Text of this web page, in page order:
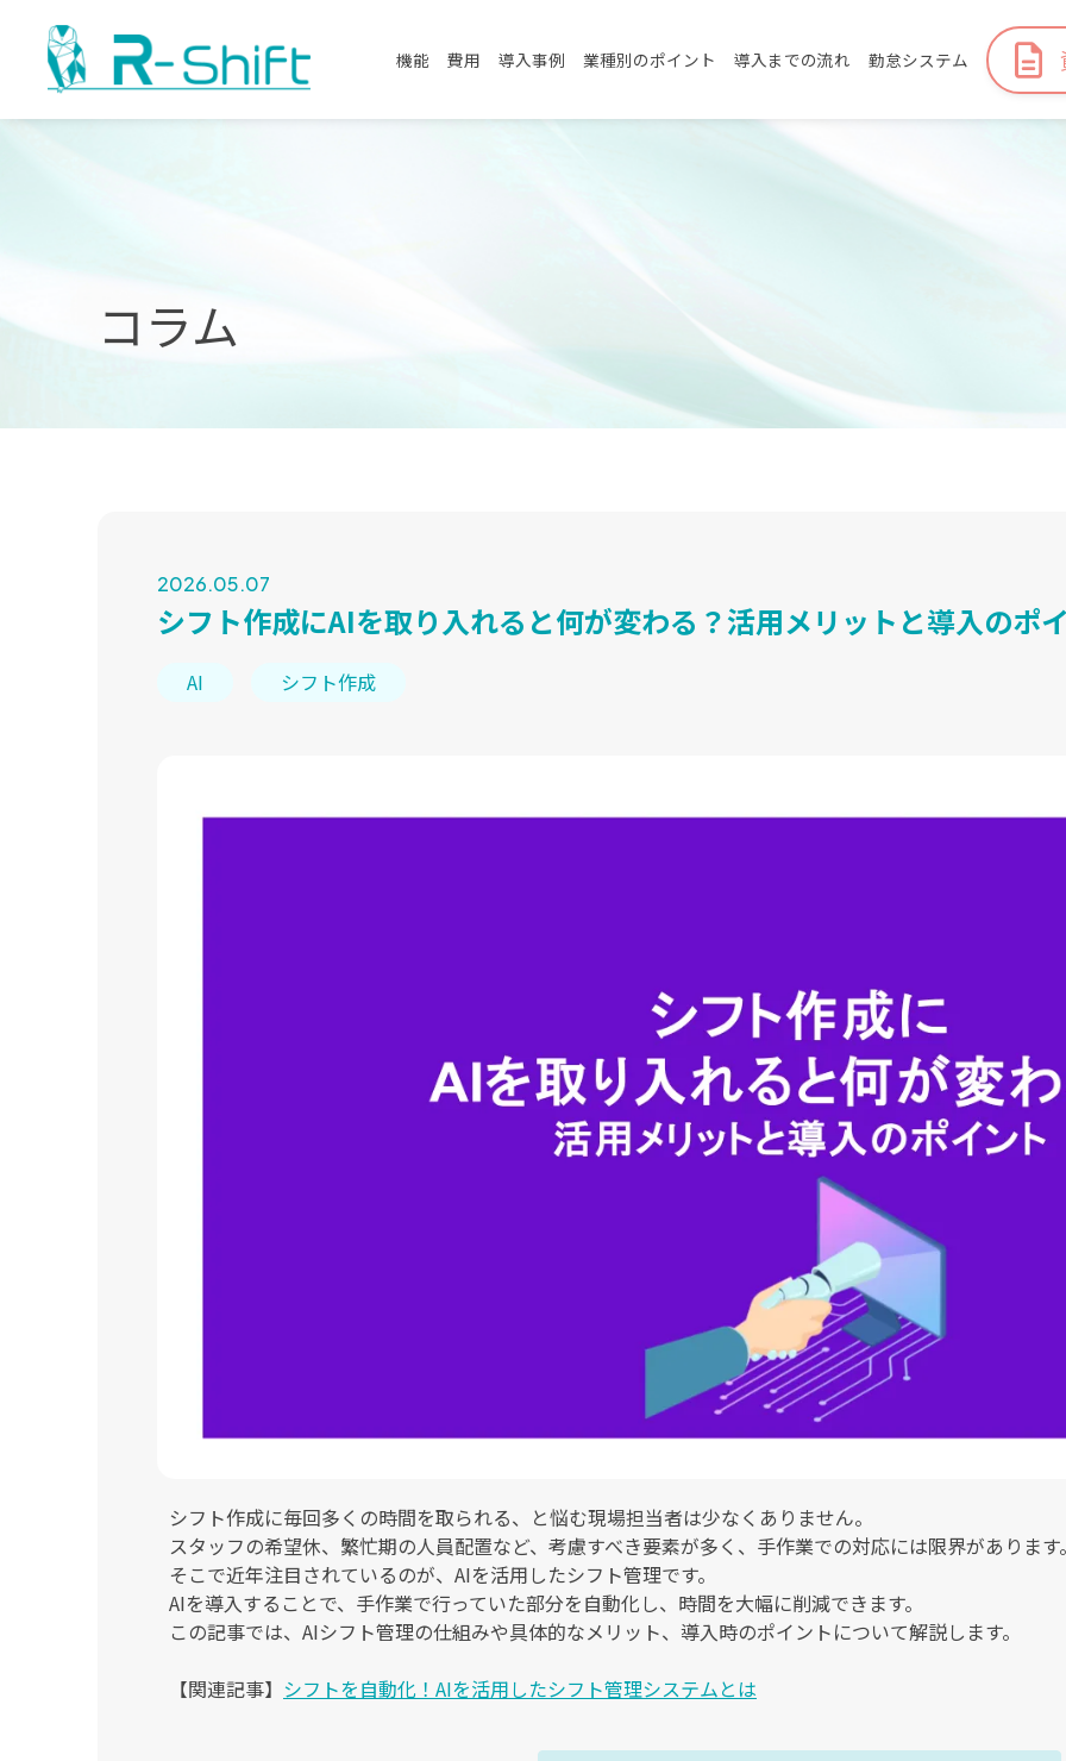
機能 費用 導入事例 業種別のポイント 導入までの流れ 勤怠システム
コラム
2026.05.07
シフト作成にAIを取り入れると何が変わる？活用メリットと導入のポ
AI シフト作成
シフト作成に毎回多くの時間を取られる、と悩む現場担当者は少なくありません。
スタッフの希望休、繁忙期の人員配置など、考慮すべき要素が多く、手作業での対応には限界があります
そこで近年注目されているのが、AIを活用したシフト管理です。
AIを導入することで、手作業で行っていた部分を自動化し、時間を大幅に削減できます。
この記事では、AIシフト管理の仕組みや具体的なメリット、導入時のポイントについて解説します。
【関連記事】 シフトを自動化！AIを活用したシフト管理システムとは